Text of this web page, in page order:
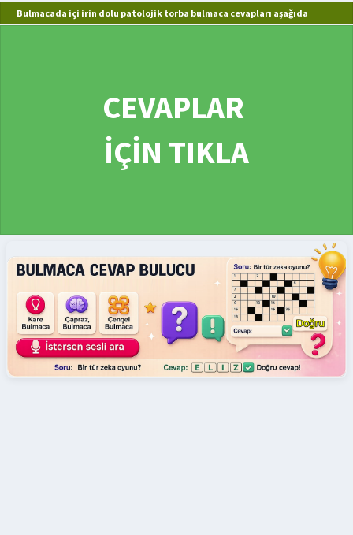
Bulmacada içi irin dolu patolojik torba bulmaca cevapları aşağıda
CEVAPLAR
İÇİN TIKLA